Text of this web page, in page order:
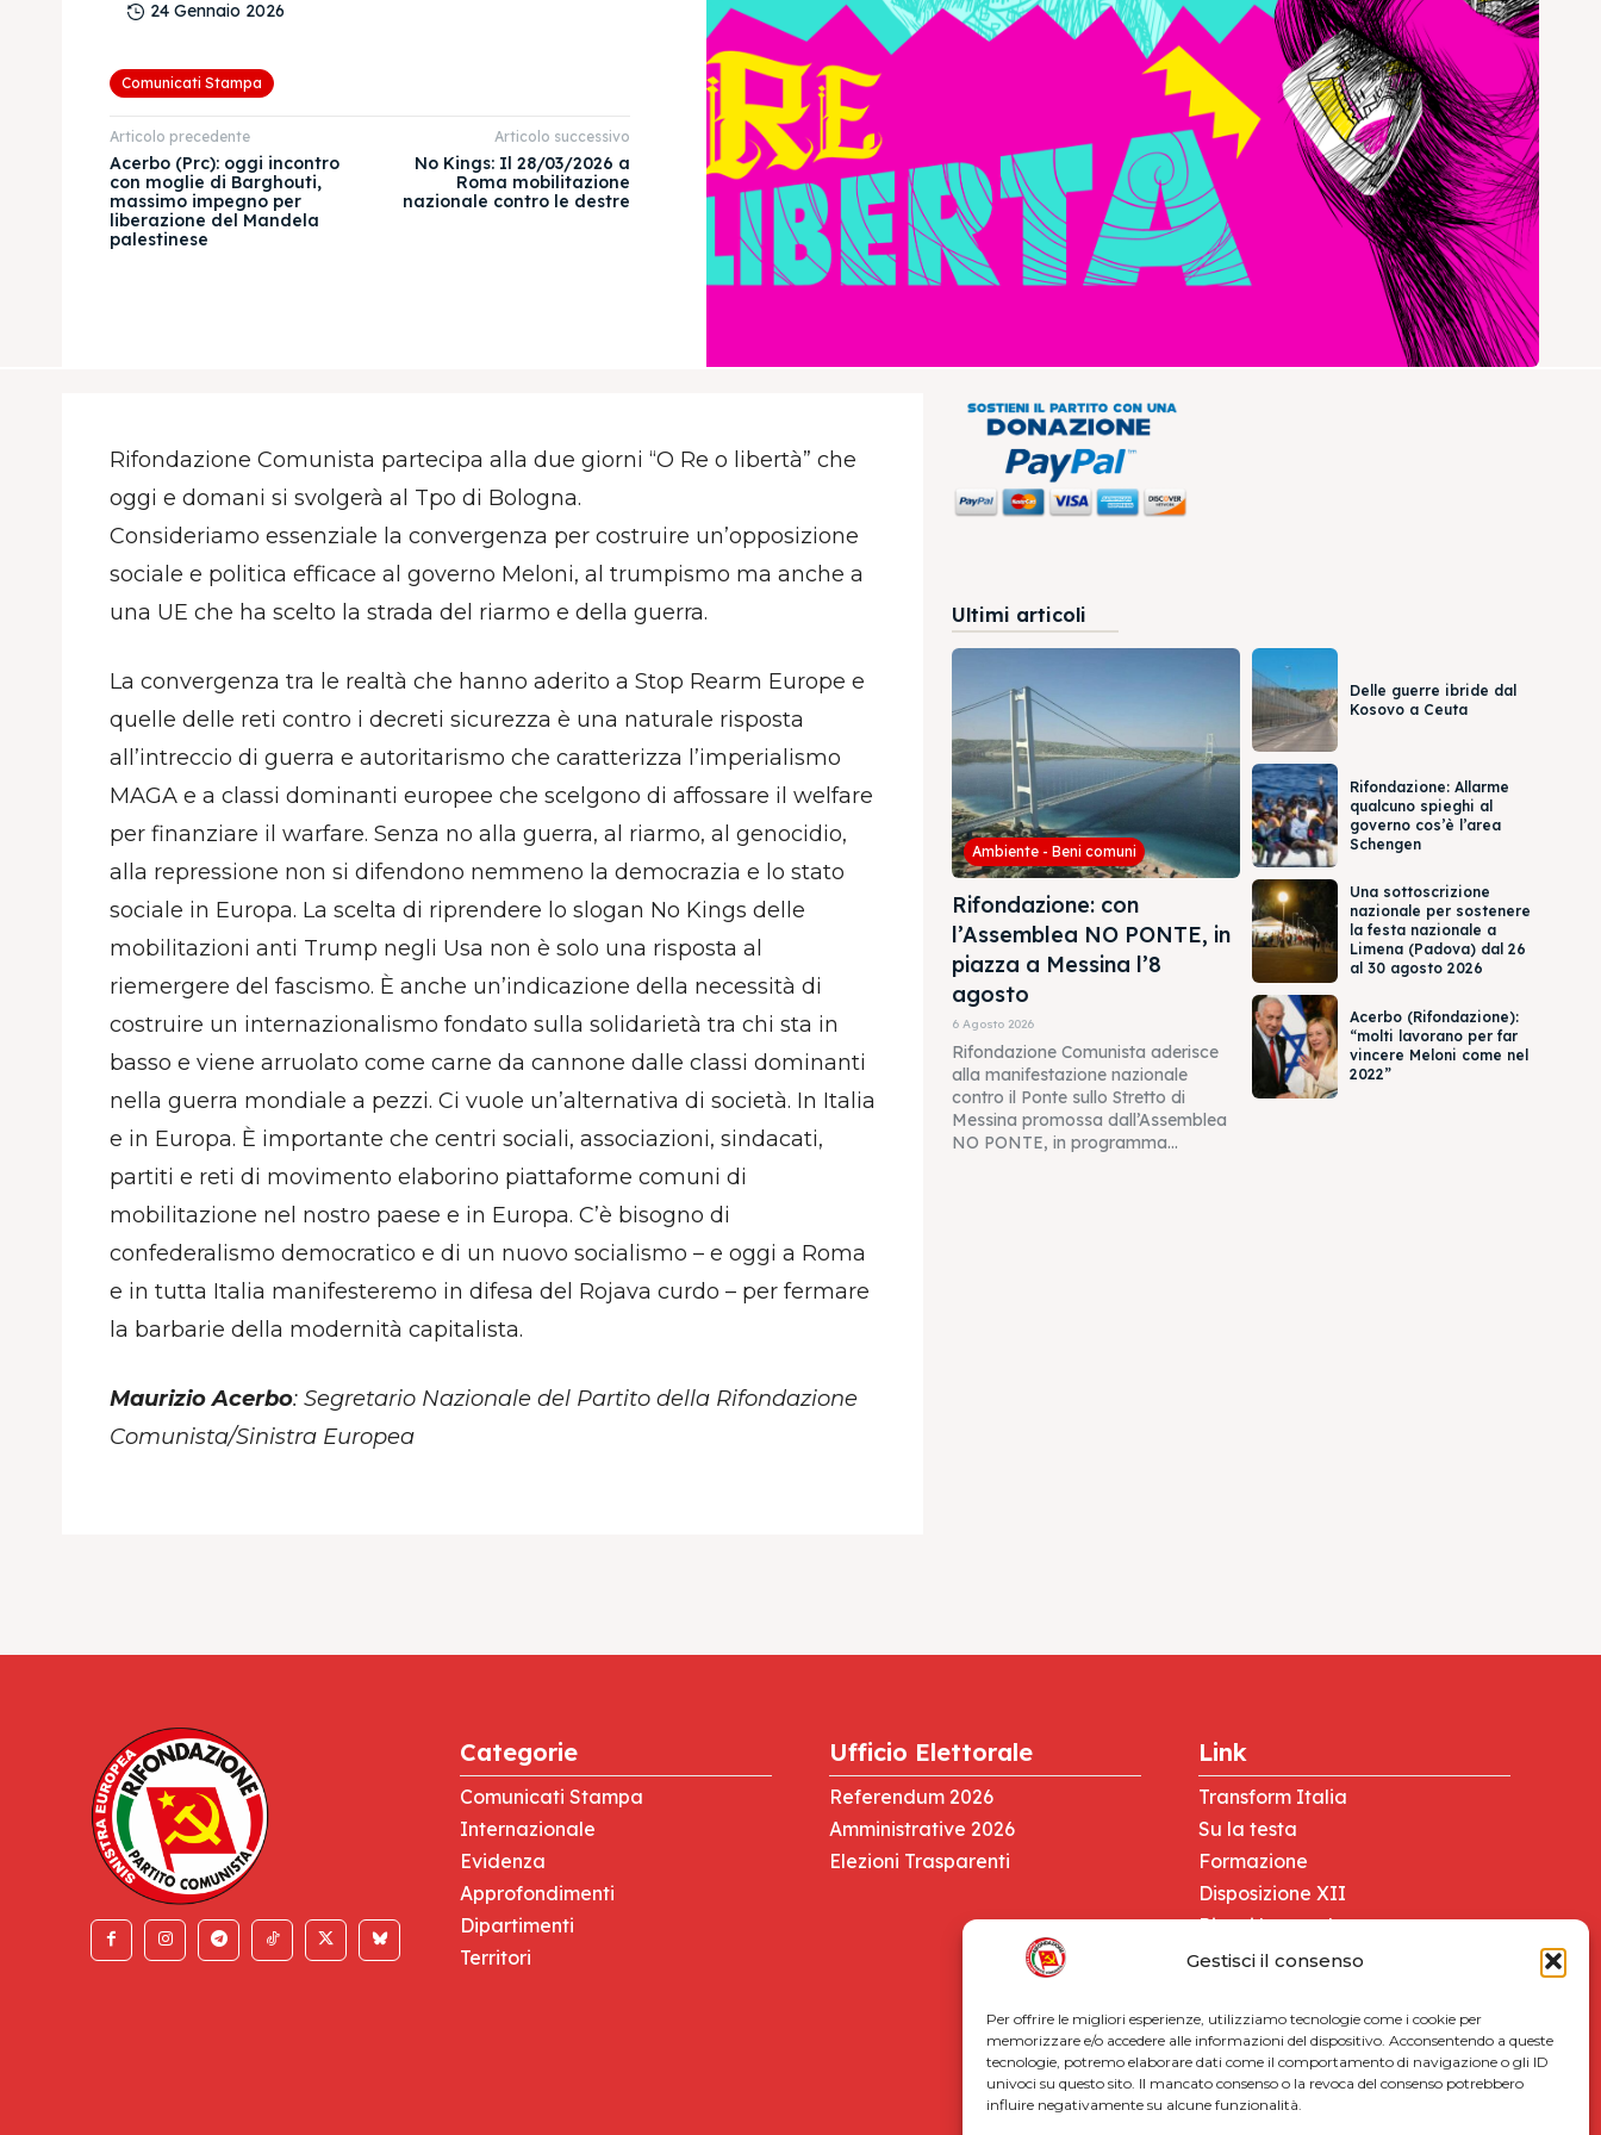
Gestisci il consenso
Per offrire le migliori esperienze, utilizziamo tecnologie come i cookie per
memorizzare e/o accedere alle informazioni del dispositivo. Acconsentendo a queste
tecnologie, potremo elaborare dati come il comportamento di navigazione o gli ID
univoci su questo sito. Il mancato consenso o la revoca del consenso potrebbero
influire negativamente su alcune funzionalità.
24 Gennaio 2026
Comunicati Stampa
Articolo precedente
Acerbo (Prc): oggi incontro
con moglie di Barghouti,
massimo impegno per
liberazione del Mandela
palestinese
Articolo successivo
No Kings: Il 28/03/2026 a
Roma mobilitazione
nazionale contro le destre
Rifondazione Comunista partecipa alla due giorni “O Re o libertà” che
oggi e domani si svolgerà al Tpo di Bologna.
Consideriamo essenziale la convergenza per costruire un’opposizione
sociale e politica efficace al governo Meloni, al trumpismo ma anche a
una UE che ha scelto la strada del riarmo e della guerra.
La convergenza tra le realtà che hanno aderito a Stop Rearm Europe e
quelle delle reti contro i decreti sicurezza è una naturale risposta
all’intreccio di guerra e autoritarismo che caratterizza l’imperialismo
MAGA e a classi dominanti europee che scelgono di affossare il welfare
per finanziare il warfare. Senza no alla guerra, al riarmo, al genocidio,
alla repressione non si difendono nemmeno la democrazia e lo stato
sociale in Europa. La scelta di riprendere lo slogan No Kings delle
mobilitazioni anti Trump negli Usa non è solo una risposta al
riemergere del fascismo. È anche un’indicazione della necessità di
costruire un internazionalismo fondato sulla solidarietà tra chi sta in
basso e viene arruolato come carne da cannone dalle classi dominanti
nella guerra mondiale a pezzi. Ci vuole un’alternativa di società. In Italia
e in Europa. È importante che centri sociali, associazioni, sindacati,
partiti e reti di movimento elaborino piattaforme comuni di
mobilitazione nel nostro paese e in Europa. C’è bisogno di
confederalismo democratico e di un nuovo socialismo – e oggi a Roma
e in tutta Italia manifesteremo in difesa del Rojava curdo – per fermare
la barbarie della modernità capitalista.
Maurizio Acerbo: Segretario Nazionale del Partito della Rifondazione
Comunista/Sinistra Europea
Ultimi articoli
Ambiente - Beni comuni
Rifondazione: con
l’Assemblea NO PONTE, in
piazza a Messina l’8
agosto
6 Agosto 2026
Rifondazione Comunista aderisce
alla manifestazione nazionale
contro il Ponte sullo Stretto di
Messina promossa dall’Assemblea
NO PONTE, in programma...
Delle guerre ibride dal
Kosovo a Ceuta
Rifondazione: Allarme
qualcuno spieghi al
governo cos’è l’area
Schengen
Una sottoscrizione
nazionale per sostenere
la festa nazionale a
Limena (Padova) dal 26
al 30 agosto 2026
Acerbo (Rifondazione):
“molti lavorano per far
vincere Meloni come nel
2022”
Categorie
Comunicati Stampa
Internazionale
Evidenza
Approfondimenti
Dipartimenti
Territori
Ufficio Elettorale
Referendum 2026
Amministrative 2026
Elezioni Trasparenti
Link
Transform Italia
Su la testa
Formazione
Disposizione XII
Ricevi la newsletter
Tesseramento
Lavoro e salute
Foto sedi PRC